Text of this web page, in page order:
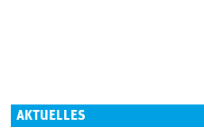
AKTUELLES